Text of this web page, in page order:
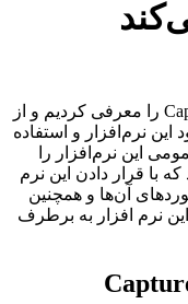
نرم افزار Capture را معرفی کردیم و از
این نرم‌افزار و استفاده
این نرم‌افزار را
با قرار دادن این نرم
آن‌ها و همچنین
این نرم افزار به برطرف